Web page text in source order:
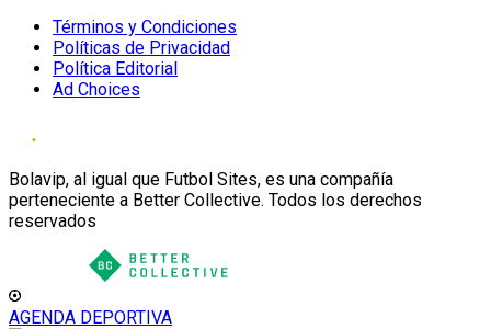
Términos y Condiciones
Políticas de Privacidad
Política Editorial
Ad Choices
Bolavip, al igual que Futbol Sites, es una compañía
perteneciente a Better Collective. Todos los derechos
reservados
AGENDA DEPORTIVA